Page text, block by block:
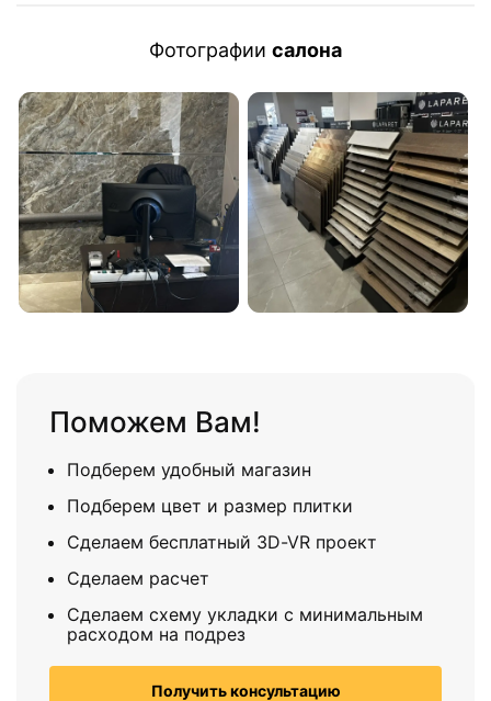
Фотографии салона
Поможем Вам!
Подберем удобный магазин
Подберем цвет и размер плитки
Сделаем бесплатный 3D-VR проект
Сделаем расчет
Сделаем схему укладки с минимальным
расходом на подрез
Получить консультацию